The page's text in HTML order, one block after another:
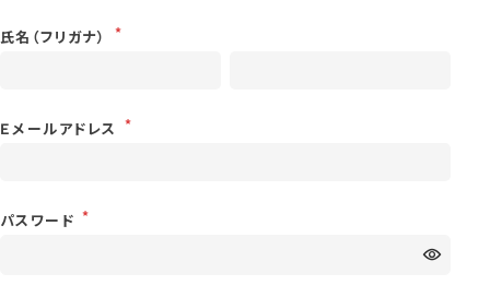
氏名（フリガナ）
Ｅメールアドレス
パスワード